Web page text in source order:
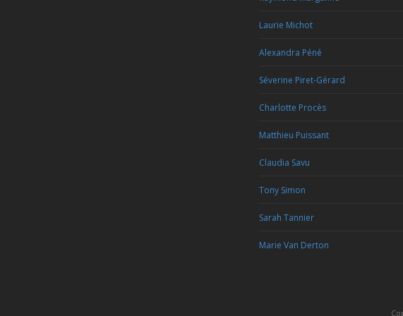
Laurie Michot
Alexandra Péné
Séverine Piret-Gérard
Charlotte Procès
Matthieu Puissant
Claudia Savu
Tony Simon
Sarah Tannier
Marie Van Derton